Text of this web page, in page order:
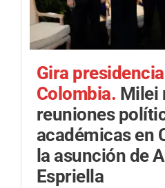
Gira
Colombia. Milei
reuniones
académicas en
la asunción de
Espriella